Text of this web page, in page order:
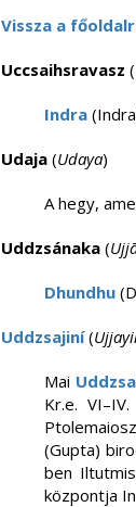
Vissza a
Uccsaihsravasz (
Indra
Udaja (Udaya)
A hegy,
Uddzsánaka (
Dhundhu
Uddzsajiní (
Mai
Kr.e.
(Gupta)
ben
központja